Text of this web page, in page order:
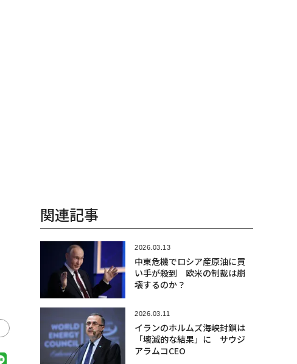
関連記事
2026.03.13
中東危機でロシア産原油に買
い手が殺到 欧米の制裁は崩
壊するのか？
2026.03.11
イランのホルムズ海峡封鎖は
「壊滅的な結果」に サウジ
アラムコCEO